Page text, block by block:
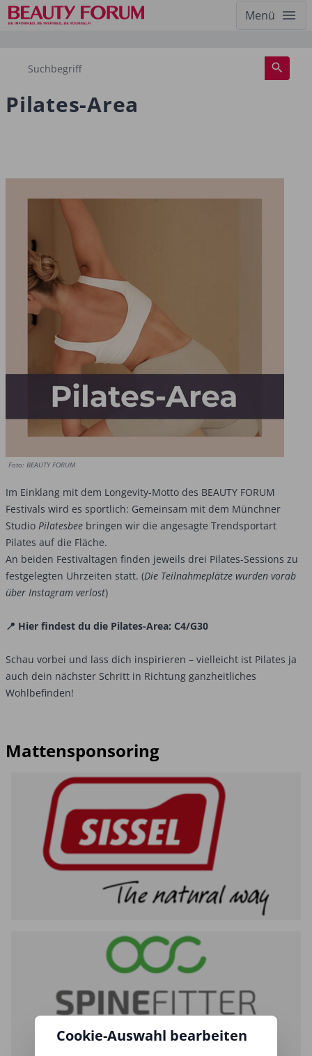
Menü
Pilates-Area
Foto: BEAUTY FORUM
Im Einklang mit dem Longevity-Motto des BEAUTY FORUM
Festivals wird es sportlich: Gemeinsam mit dem Münchner
Studio Pilatesbee bringen wir die angesagte Trendsportart
Pilates auf die Fläche.
An beiden Festivaltagen finden jeweils drei Pilates-Sessions zu
festgelegten Uhrzeiten statt. (Die Teilnahmeplätze wurden vorab
über Instagram verlost)
📍 Hier findest du die Pilates-Area: C4/G30
Schau vorbei und lass dich inspirieren – vielleicht ist Pilates ja
auch dein nächster Schritt in Richtung ganzheitliches
Wohlbefinden!
Mattensponsoring
Cookie-Auswahl bearbeiten